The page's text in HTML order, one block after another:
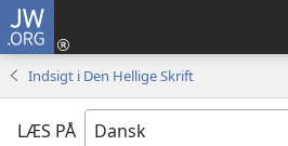
JW.ORG
Indsigt i Den Hellige Skrift
LÆS PÅ